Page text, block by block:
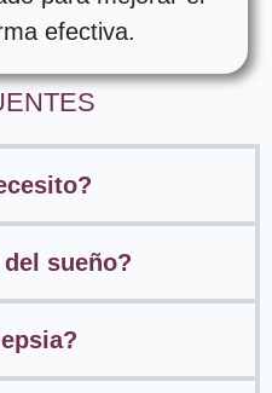
efectiva.
sueño?